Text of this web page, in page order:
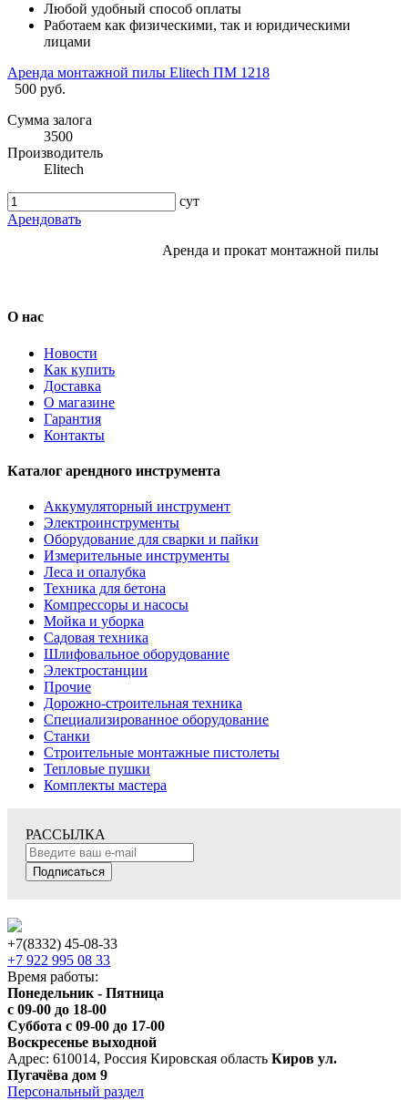
Любой удобный способ оплаты
Работаем как физическими, так и юридическими
лицами
Аренда монтажной пилы Elitech ПМ 1218
500 руб.
Сумма залога
3500
Производитель
Elitech
сут
Арендовать
Аренда и прокат монтажной пилы
О нас
Новости
Как купить
Доставка
О магазине
Гарантия
Контакты
Каталог арендного инструмента
Аккумуляторный инструмент
Электроинструменты
Оборудование для сварки и пайки
Измерительные инструменты
Леса и опалубка
Техника для бетона
Компрессоры и насосы
Мойка и уборка
Садовая техника
Шлифовальное оборудование
Электростанции
Прочие
Дорожно-строительная техника
Специализированное оборудование
Станки
Строительные монтажные пистолеты
Тепловые пушки
Комплекты мастера
РАССЫЛКА
Подписаться
+7(8332) 45-08-33
+7 922 995 08 33
Время работы:
Понедельник - Пятница
с 09-00 до 18-00
Суббота с 09-00 до 17-00
Воскресенье выходной
Адрес: 610014, Россия Кировская область Киров ул.
Пугачёва дом 9
Персональный раздел